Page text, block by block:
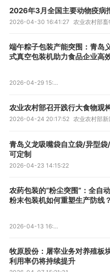
2026年3月全国主要动物疫病
2026-04-30 16:41:27 农业农村部畜
端午粽子包装产能突围：青岛
式真空包装机助力食品企业高
2026-04-29 15:41:30
农业农村部召开践行大食物观
2026-04-24 20:17:52 农业农村部新
青岛义龙吸嘴袋自立袋/异型
可定制
2026-04-23 14:15:22
农药包装的“粉尘突围”：全自
粉末包装机如何重塑生产防线？
2026-04-13 16:59:08
牧原股份：屠宰业务对养殖板
利用率仍将持续提升